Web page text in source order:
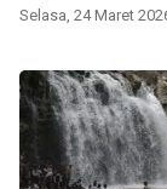
Selasa, 24 Maret